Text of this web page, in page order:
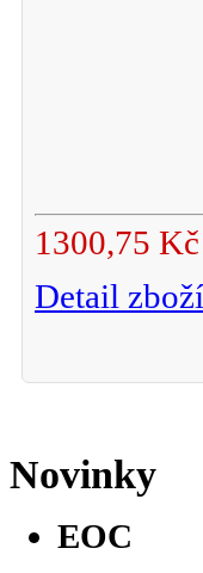
1300,75 Kč
Detail zboží
Novinky
EOC